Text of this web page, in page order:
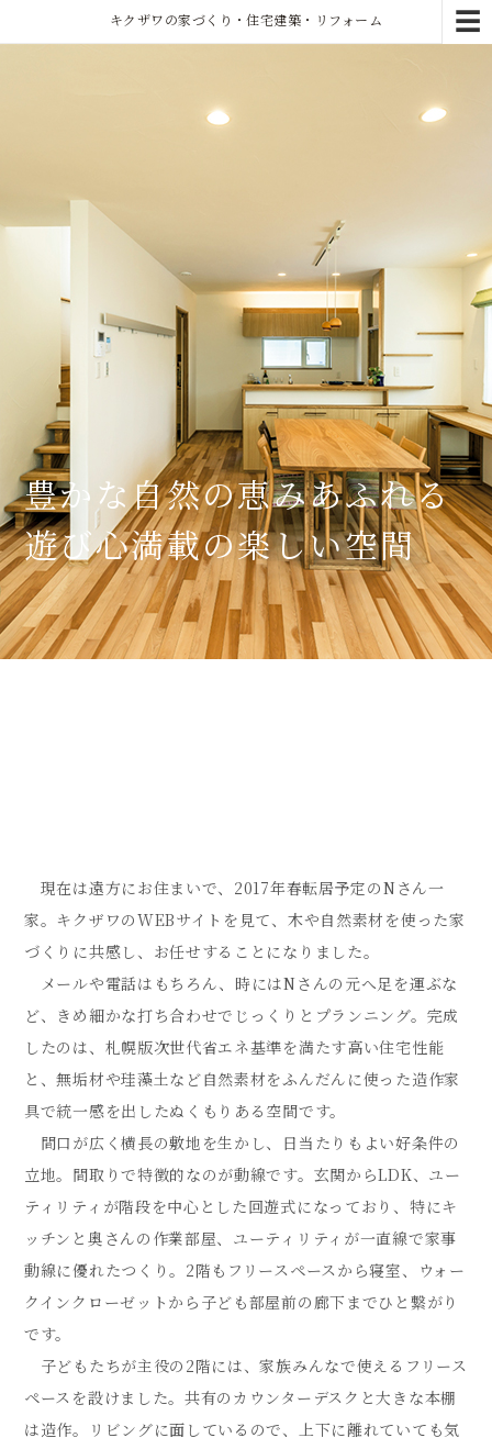
☰
キクザワの家づくり・住宅建築・リフォーム
豊かな自然の恵みあふれる
遊び心満載の楽しい空間
現在は遠方にお住まいで、2017年春転居予定のNさん一
家。キクザワのWEBサイトを見て、木や自然素材を使った家
づくりに共感し、お任せすることになりました。
メールや電話はもちろん、時にはNさんの元へ足を運ぶな
ど、きめ細かな打ち合わせでじっくりとプランニング。完成
したのは、札幌版次世代省エネ基準を満たす高い住宅性能
と、無垢材や珪藻土など自然素材をふんだんに使った造作家
具で統一感を出したぬくもりある空間です。
間口が広く横長の敷地を生かし、日当たりもよい好条件の
立地。間取りで特徴的なのが動線です。玄関からLDK、ユー
ティリティが階段を中心とした回遊式になっており、特にキ
ッチンと奥さんの作業部屋、ユーティリティが一直線で家事
動線に優れたつくり。2階もフリースペースから寝室、ウォー
クインクローゼットから子ども部屋前の廊下までひと繋がり
です。
子どもたちが主役の2階には、家族みんなで使えるフリース
ペースを設けました。共有のカウンターデスクと大きな本棚
は造作。リビングに面しているので、上下に離れていても気